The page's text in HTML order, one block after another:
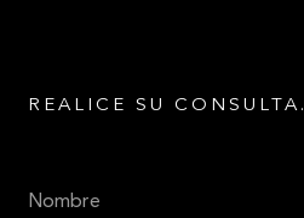
REALICE SU CONSULTA.